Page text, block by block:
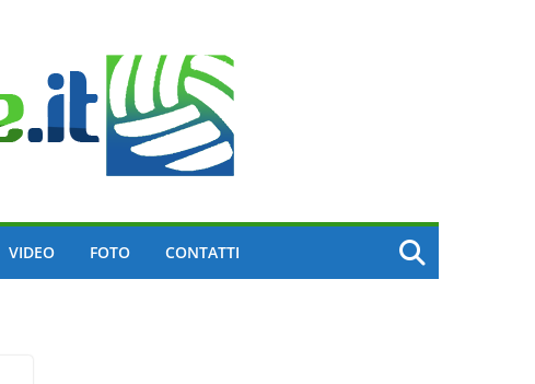
VIDEO FOTO CONTATTI